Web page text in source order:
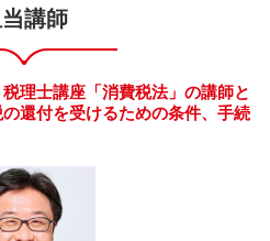
講師
理士講座「消費税法」の講師と
還付を受けるための条件、手続